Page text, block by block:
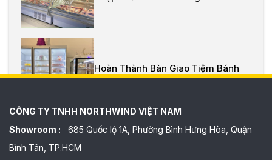
Hoàn Thành Bàn Giao Tiệm Bánh
Quin
CÔNG TY TNHH NORTHWIND VIỆT NAM
Showroom : 685 Quốc lộ 1A, Phường Bình Hưng Hòa, Quận
Bình Tân, TP.HCM